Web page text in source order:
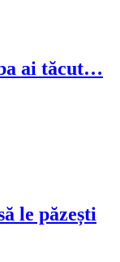
ai tăcut…
le păzești